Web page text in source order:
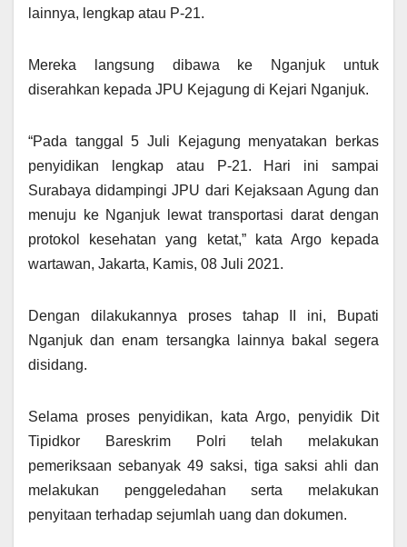
lainnya, lengkap atau P-21.
Mereka langsung dibawa ke Nganjuk untuk
diserahkan kepada JPU Kejagung di Kejari Nganjuk.
“Pada tanggal 5 Juli Kejagung menyatakan berkas
penyidikan lengkap atau P-21. Hari ini sampai
Surabaya didampingi JPU dari Kejaksaan Agung dan
menuju ke Nganjuk lewat transportasi darat dengan
protokol kesehatan yang ketat,” kata Argo kepada
wartawan, Jakarta, Kamis, 08 Juli 2021.
Dengan dilakukannya proses tahap II ini, Bupati
Nganjuk dan enam tersangka lainnya bakal segera
disidang.
Selama proses penyidikan, kata Argo, penyidik Dit
Tipidkor Bareskrim Polri telah melakukan
pemeriksaan sebanyak 49 saksi, tiga saksi ahli dan
melakukan penggeledahan serta melakukan
penyitaan terhadap sejumlah uang dan dokumen.